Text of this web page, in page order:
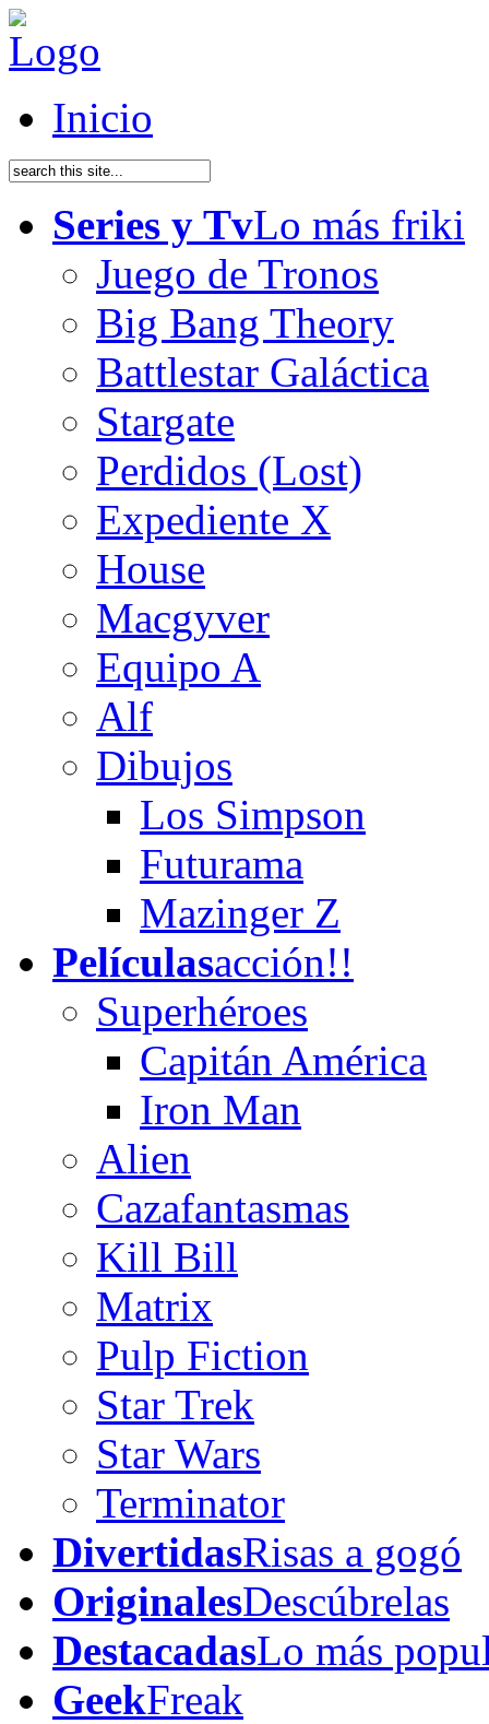
Inicio
Series y TvLo más friki
Juego de Tronos
Big Bang Theory
Battlestar Galáctica
Stargate
Perdidos (Lost)
Expediente X
House
Macgyver
Equipo A
Alf
Dibujos
Los Simpson
Futurama
Mazinger Z
Películasacción!!
Superhéroes
Capitán América
Iron Man
Alien
Cazafantasmas
Kill Bill
Matrix
Pulp Fiction
Star Trek
Star Wars
Terminator
DivertidasRisas a gogó
OriginalesDescúbrelas
DestacadasLo más
GeekFreak